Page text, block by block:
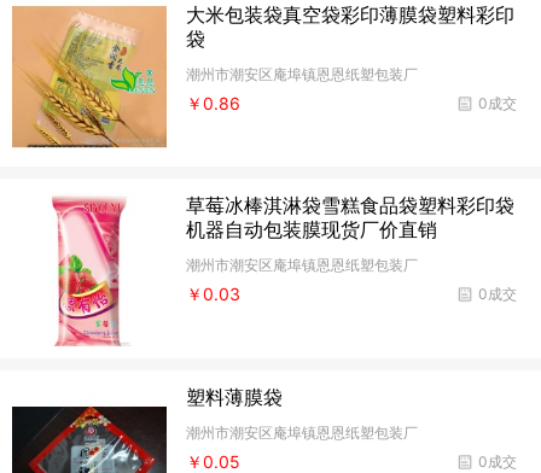
大米包装袋真空袋彩印薄膜袋塑料彩印
袋
潮州市潮安区庵埠镇恩恩纸塑包装厂
0成交
￥0.86
草莓冰棒淇淋袋雪糕食品袋塑料彩印袋
机器自动包装膜现货厂价直销
潮州市潮安区庵埠镇恩恩纸塑包装厂
0成交
￥0.03
塑料薄膜袋
潮州市潮安区庵埠镇恩恩纸塑包装厂
0成交
￥0.05